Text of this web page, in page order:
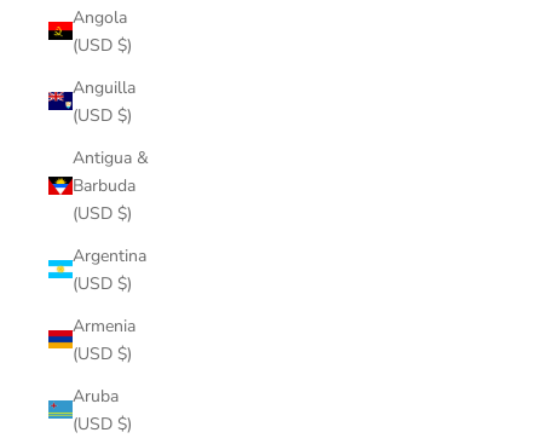
Angola
(USD $)
Anguilla
(USD $)
Antigua &
Barbuda
(USD $)
Argentina
(USD $)
Armenia
(USD $)
Aruba
(USD $)